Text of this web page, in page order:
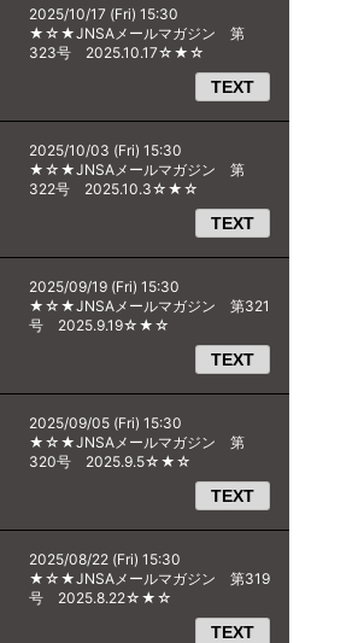
2025/10/17 (Fri) 15:30
★☆★JNSAメールマガジン 第
323号 2025.10.17☆★☆
TEXT
2025/10/03 (Fri) 15:30
★☆★JNSAメールマガジン 第
322号 2025.10.3☆★☆
TEXT
2025/09/19 (Fri) 15:30
★☆★JNSAメールマガジン 第321
号 2025.9.19☆★☆
TEXT
2025/09/05 (Fri) 15:30
★☆★JNSAメールマガジン 第
320号 2025.9.5☆★☆
TEXT
2025/08/22 (Fri) 15:30
★☆★JNSAメールマガジン 第319
号 2025.8.22☆★☆
TEXT